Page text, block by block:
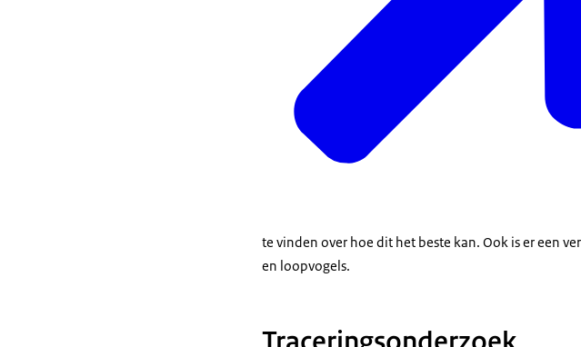
te vinden over hoe dit het beste kan. Ook is er een
en loopvogels.